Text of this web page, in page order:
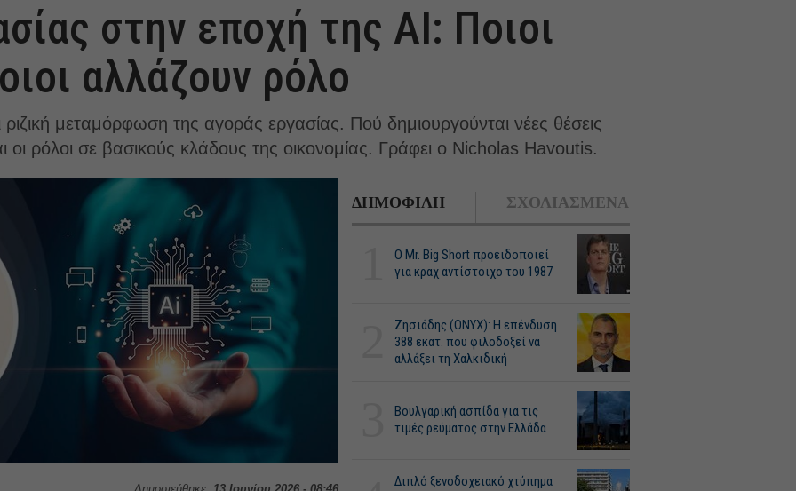
στην εποχή της AI: Ποιοι
αλλάζουν ρόλο
μεταμόρφωση της αγοράς εργασίας. Πού δημιουργούνται νέες θέσεις
ρόλοι σε βασικούς κλάδους της οικονομίας. Γράφει ο Nicholas Havoutis.
Δημοσιεύθηκε: 13 Ιουνίου 2026 - 08:46
ΔΗΜΟΦΙΛΗ ΣΧΟΛΙΑΣΜΕΝΑ
O Mr. Big Short προειδοποιεί
για κραχ αντίστοιχο του 1987
Ζησιάδης (ONYX): Η επένδυση
388 εκατ. που φιλοδοξεί να
αλλάξει τη Χαλκιδική
Βουλγαρική ασπίδα για τις
τιμές ρεύματος στην Ελλάδα
Διπλό ξενοδοχειακό χτύπημα